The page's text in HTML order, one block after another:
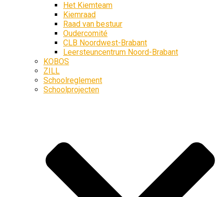
Het Kiemteam
Kiemraad
Raad van bestuur
Oudercomité
CLB Noordwest-Brabant
Leersteuncentrum Noord-Brabant
KOBOS
ZILL
Schoolreglement
Schoolprojecten